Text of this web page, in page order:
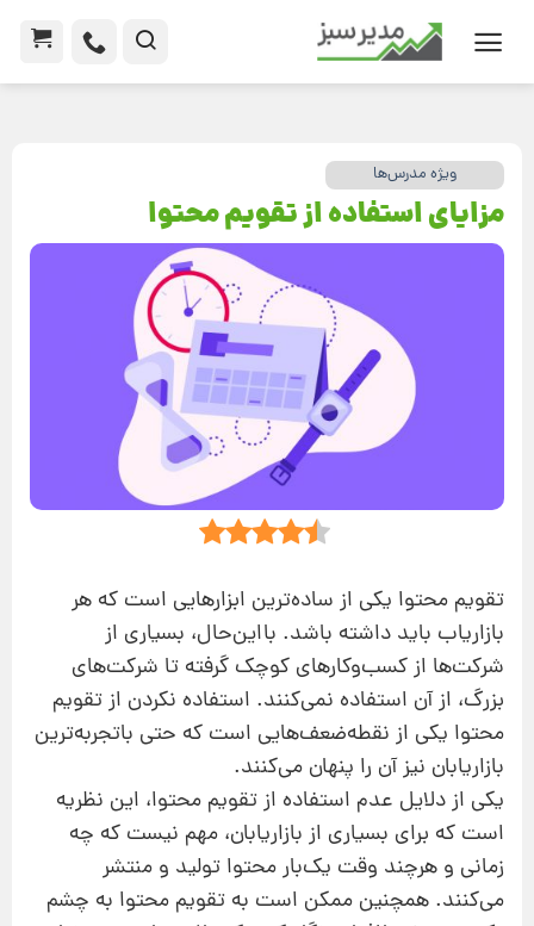
ویژه مدرس‌ها
مزایای استفاده از تقویم محتوا
تقویم محتوا یکی از ساده‌ترین ابزارهایی است که هر
بازاریاب باید داشته باشد. بااین‌حال، بسیاری از
شرکت‌ها از کسب‌وکارهای کوچک گرفته تا شرکت‌های
بزرگ، از آن استفاده نمی‌کنند. استفاده نکردن از تقویم
محتوا یکی از نقطه‌ضعف‌هایی است که حتی باتجربه‌ترین
بازاریابان نیز آن را پنهان می‌کنند.
یکی از دلایل عدم استفاده از تقویم محتوا، این نظریه
است که برای بسیاری از بازاریابان، مهم نیست که چه
زمانی و هرچند وقت یک‌بار محتوا تولید و منتشر
می‌کنند. همچنین ممکن است به تقویم محتوا به چشم